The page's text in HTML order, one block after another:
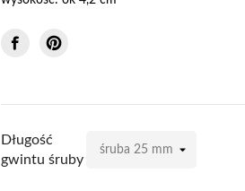
Długość
gwintu śruby